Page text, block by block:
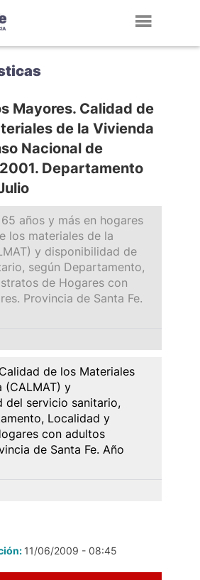
Mayores. Calidad de
de la Vivienda
Nacional de
Departamento
años y más en hogares
los materiales de la
y disponibilidad de
según Departamento,
de Hogares con
Provincia de Santa Fe.
de los Materiales
(CALMAT) y
del servicio sanitario,
Localidad y
con adultos
de Santa Fe. Año
11/06/2009 - 08:45